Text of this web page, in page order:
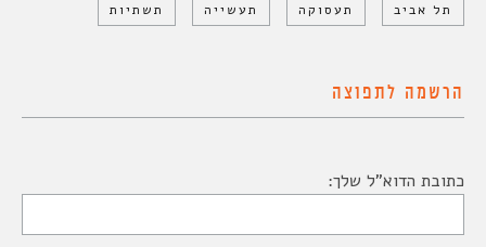
תל אביב תעסוקה תעשייה תשתיות
הרשמה לתפוצה
כתובת הדוא"ל שלך: